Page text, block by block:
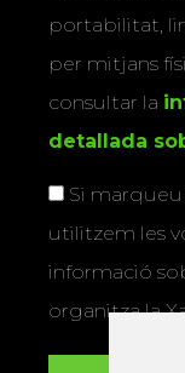
portabilitat,
per mitjans
consultar la
detallada
Si
utilitzem les
informació
organitza la